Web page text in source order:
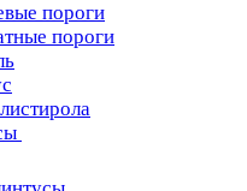
пороги
пороги